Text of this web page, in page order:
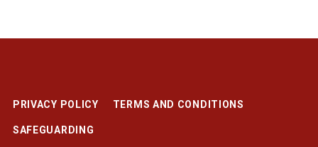
PRIVACY POLICY TERMS AND CONDITIONS
SAFEGUARDING